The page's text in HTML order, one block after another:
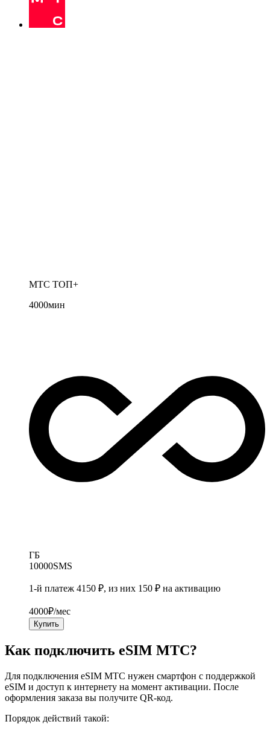
МТС ТОП+
4000мин
ГБ
10000SMS
1-й платеж 4150 ₽, из них 150 ₽ на активацию
4000₽/мес
Купить
Как подключить eSIM МТС?
Для подключения eSIM МТС нужен смартфон с поддержкой
eSIM и доступ к интернету на момент активации. После
оформления заказа вы получите QR-код.
Порядок действий такой: